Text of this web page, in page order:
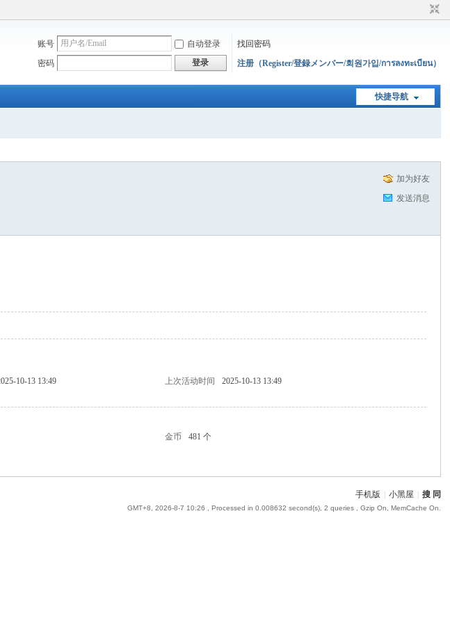
账号 自动登录
找回密码
密码
登录 注册（Register/登録メンバー/회원가입/การลงทะเบียน）
快捷导航
加为好友
发送消息
10-13 13:49 上次活动时间
2025-10-13 13:49
金币
481 个
手机版 小黑屋 搜 同
GMT+8, 2026-8-7 10:26 , Processed in 0.008632 second(s), 2 queries , Gzip On, MemCache On.